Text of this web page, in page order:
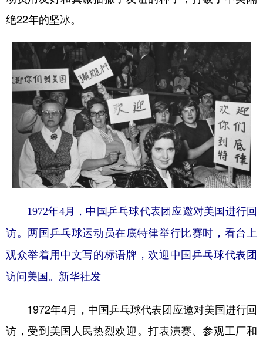
绝22年的坚冰。
1972年4月，中国乒乓球代表团应邀对美国进行回
访。两国乒乓球运动员在底特律举行比赛时，看台上
观众举着用中文写的标语牌，欢迎中国乒乓球代表团
访问美国。新华社发
1972年4月，中国乒乓球代表团应邀对美国进行回
访，受到美国人民热烈欢迎。打表演赛、参观工厂和